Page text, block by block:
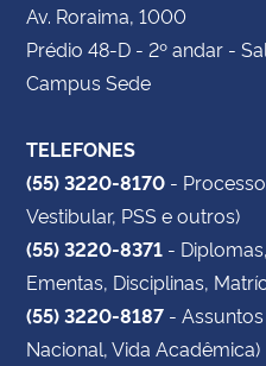
Av. Roraima, 1000
Prédio 48-D - 2º andar -
Campus Sede
TELEFONES
(55) 3220-8170 -
Vestibular, PSS e outros)
(55) 3220-8371 -
Ementas, Disciplinas,
(55) 3220-8187 -
Nacional, Vida Acadêmica)